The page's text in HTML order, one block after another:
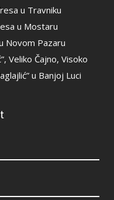
u Travniku
u Mostaru
Novom Pazaru
Veliko Čajno, Visoko
u Banjoj Luci